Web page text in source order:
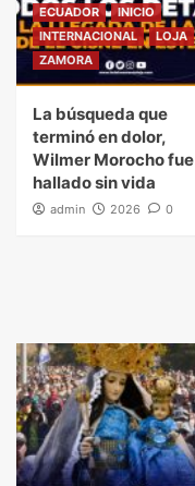
ECUADOR
INICIO
INTERNACIONAL
LOJA
ZAMORA
La búsqueda que
terminó en dolor,
Wilmer Morocho fue
hallado sin vida
admin 2026 0